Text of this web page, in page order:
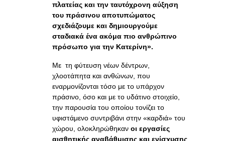
πλατείας και την ταυτόχρονη αύξηση
του πράσινου αποτυπώματος
σχεδιάζουμε και δημιουργούμε
σταδιακά ένα ακόμα πιο ανθρώπινο
πρόσωπο για την Κατερίνη».
Με τη φύτευση νέων δέντρων,
χλοοτάπητα και ανθώνων, που
εναρμονίζονται τόσο με το υπάρχον
πράσινο, όσο και με το υδάτινο στοιχείο,
την παρουσία του οποίου τονίζει το
υφιστάμενο συντριβάνι στην «καρδιά» του
χώρου, ολοκληρώθηκαν οι εργασίες
αισθητικής αναβάθμισης και ενίσχυσης